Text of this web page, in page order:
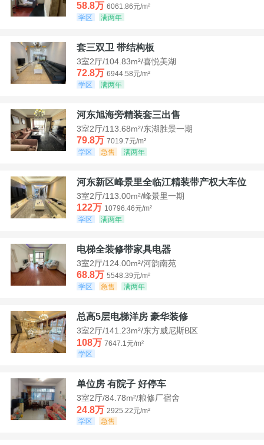
58.8万 6061.86元/m²
学区
满两年
套三双卫 带结构板
3室2厅/104.83m²/喜悦美湖
72.8万 6944.58元/m²
学区
满两年
河东旭海旁精装套三出售
3室2厅/113.68m²/东湖胜景一期
79.8万 7019.7元/m²
学区
急售 满两年
河东新区峰景里全临江精装带产权大车位
3室2厅/113.00m²/峰景里一期
122万 10796.46元/m²
学区
满两年
电梯全装修带家具电器
3室2厅/124.00m²/河韵南苑
68.8万 5548.39元/m²
学区
急售 满两年
总高5层电梯洋房 豪华装修
3室2厅/141.23m²/东方威尼斯B区
108万 7647.1元/m²
学区
单位房 有院子 好停车
3室2厅/84.78m²/粮修厂宿舍
24.8万 2925.22元/m²
学区
急售